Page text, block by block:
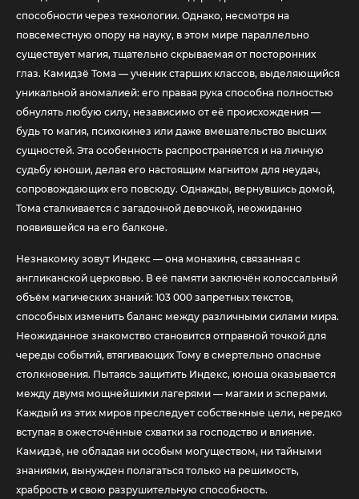
способности через технологии. Однако, несмотря на
повсеместную опору на науку, в этом мире параллельно
существует магия, тщательно скрываемая от посторонних
глаз. Камидзё Тома — ученик старших классов, выделяющийся
уникальной аномалией: его правая рука способна полностью
обнулять любую силу, независимо от её происхождения —
будь то магия, психокинез или даже вмешательство высших
сущностей. Эта особенность распространяется и на личную
судьбу юноши, делая его настоящим магнитом для неудач,
сопровождающих его повсюду. Однажды, вернувшись домой,
Тома сталкивается с загадочной девочкой, неожиданно
появившейся на его балконе.
Незнакомку зовут Индекс — она монахиня, связанная с
англиканской церковью. В её памяти заключён колоссальный
объём магических знаний: 103 000 запретных текстов,
способных изменить баланс между различными силами мира.
Неожиданное знакомство становится отправной точкой для
череды событий, втягивающих Тому в смертельно опасные
столкновения. Пытаясь защитить Индекс, юноша оказывается
между двумя мощнейшими лагерями — магами и эсперами.
Каждый из этих миров преследует собственные цели, нередко
вступая в ожесточённые схватки за господство и влияние.
Камидзё, не обладая ни особым могуществом, ни тайными
знаниями, вынужден полагаться только на решимость,
храбрость и свою разрушительную способность.